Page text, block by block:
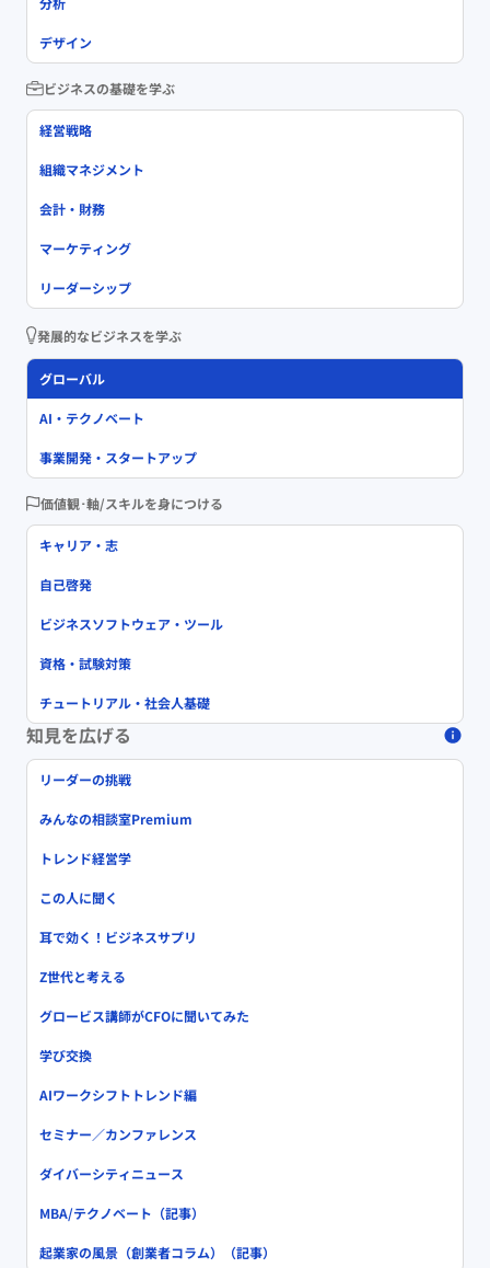
デザイン
ビジネスの基礎を学ぶ
経営戦略
組織マネジメント
会計・財務
マーケティング
リーダーシップ
発展的なビジネスを学ぶ
グローバル
AI・テクノベート
事業開発・スタートアップ
価値観･軸/スキルを身につける
キャリア・志
自己啓発
ビジネスソフトウェア・ツール
資格・試験対策
チュートリアル・社会人基礎
知見を広げる
リーダーの挑戦
みんなの相談室Premium
トレンド経営学
この人に聞く
耳で効く！ビジネスサプリ
Z世代と考える
グロービス講師がCFOに聞いてみた
学び交換
AIワークシフトトレンド編
セミナー／カンファレンス
ダイバーシティニュース
MBA/テクノベート（記事）
起業家の風景（創業者コラム）（記事）